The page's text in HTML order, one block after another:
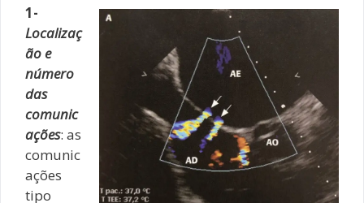
1-
Localizaç
ão e
número
das
comunic
ações: as
comunic
ações
tipo